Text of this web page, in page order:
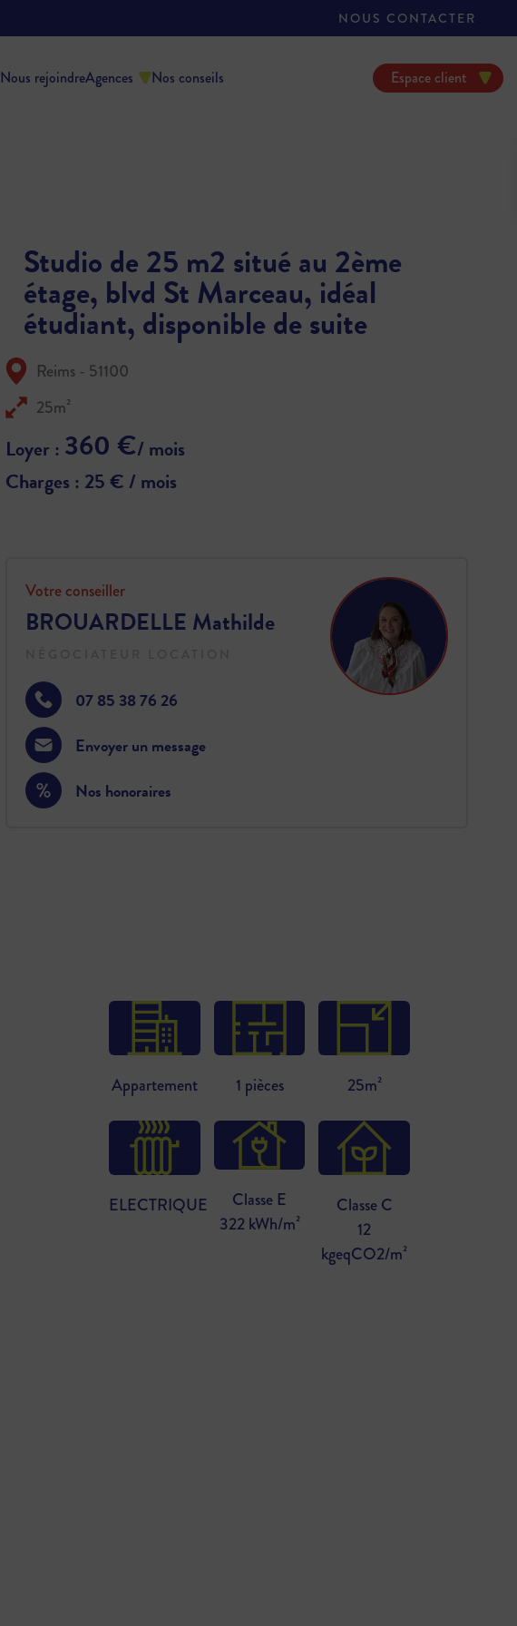
NOUS CONTACTER
Nous rejoindreAgences Nos conseils Espace client
Studio de 25 m2 situé au 2ème
étage, blvd St Marceau, idéal
étudiant, disponible de suite
Reims - 51100
25m²
Loyer : 360 €/ mois
Charges : 25 € / mois
Votre conseiller
BROUARDELLE Mathilde
07 85 38 76 26
Envoyer un message
Nos honoraires
Appartement 1 pièces 25m²
ELECTRIQUE
Classe E
322 kWh/m²
Classe C
12
kgeqCO2/m²